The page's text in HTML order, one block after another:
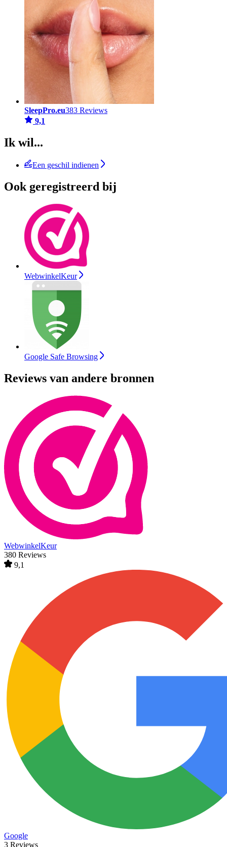
SleepPro.eu383 Reviews
9,1
Ik wil...
Een geschil indienen
Ook geregistreerd bij
WebwinkelKeur
Google Safe Browsing
Reviews van andere bronnen
WebwinkelKeur
380 Reviews
9,1
Google
3 Reviews